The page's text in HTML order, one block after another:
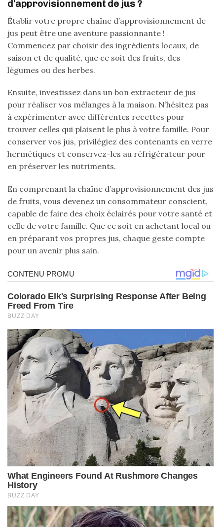
d’approvisionnement de jus ?
Établir votre propre chaîne d’approvisionnement de
jus peut être une aventure passionnante !
Commencez par choisir des ingrédients locaux, de
saison et de qualité, que ce soit des fruits, des
légumes ou des herbes.
Ensuite, investissez dans un bon extracteur de jus
pour réaliser vos mélanges à la maison. N’hésitez pas
à expérimenter avec différentes recettes pour
trouver celles qui plaisent le plus à votre famille. Pour
conserver vos jus, privilégiez des contenants en verre
hermétiques et conservez-les au réfrigérateur pour
en préserver les nutriments.
En comprenant la chaîne d’approvisionnement des jus
de fruits, vous devenez un consommateur conscient,
capable de faire des choix éclairés pour votre santé et
celle de votre famille. Que ce soit en achetant local ou
en préparant vos propres jus, chaque geste compte
pour un avenir plus sain.